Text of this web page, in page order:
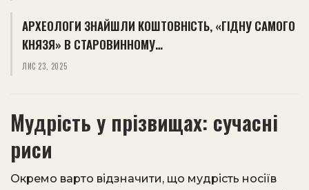
АРХЕОЛОГИ ЗНАЙШЛИ КОШТОВНІСТЬ, «ГІДНУ САМОГО
КНЯЗЯ» В СТАРОВИННОМУ…
ЛИС 23, 2025
Мудрість у прізвищах: сучасні
риси
Окремо варто відзначити, що мудрість носіїв